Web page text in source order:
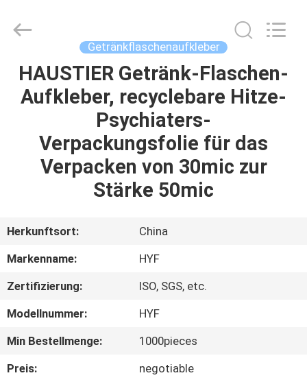
HAUS
PRODUKTE
VIDEOS
UNS
AUSFLUG
QUALITÄTSKONTROLLE
Ltd..
Getränkflaschenaufkleber
HAUSTIER Getränk-Flaschen-
Aufkleber, recyclebare Hitze-
Psychiaters-
Verpackungsfolie für das
Verpacken von 30mic zur
Stärke 50mic
Herkunftsort:
China
Markenname:
HYF
Zertifizierung:
ISO, SGS, etc.
Modellnummer:
HYF
Min Bestellmenge:
1000pieces
Preis:
negotiable